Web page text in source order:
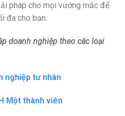
pháp cho mọi vướng mắc để
đa cho bạn.
doanh nghiệp theo các loại
nghiệp tư nhân
Một thành viên